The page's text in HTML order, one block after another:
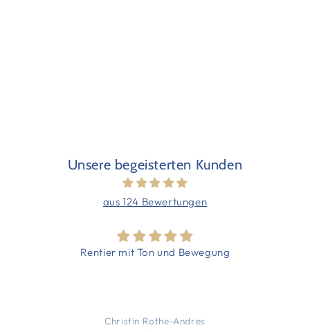
Unsere begeisterten Kunden
aus 124 Bewertungen
Weihnachtsmann 172cm, animiert
Peter Schneider